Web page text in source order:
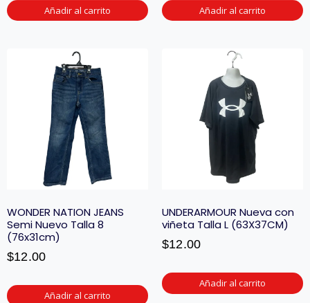
Añadir al carrito Añadir al carrito
WONDER NATION JEANS
Semi Nuevo Talla 8
(76x31cm)
$12.00
Añadir al carrito
UNDERARMOUR Nueva con
viñeta Talla L (63X37CM)
$12.00
Añadir al carrito